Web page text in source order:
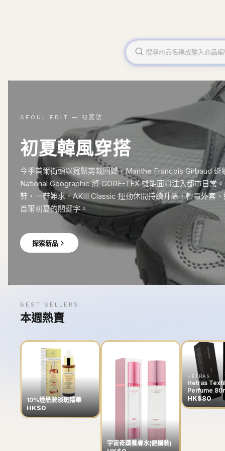
SEOUL EDIT — 初夏號
初夏韓風穿搭
今季首爾街頭以寬鬆剪裁回歸，Marithe Francois Girbaud 延
National Geographic 將 GORE-TEX 機能面料注入都市日常
鞋，一鞋難求。AKIII Classic 運動休閒持續升溫，輕量外套
首爾初夏的關鍵字。
探索新品
BEST SELLERS
本週熱賣
10%煙酰胺淡斑精華
HK$0
宇宙奇蹟養膚水(便攜裝)
HETRAS
Hetras
Perfume
HK$80